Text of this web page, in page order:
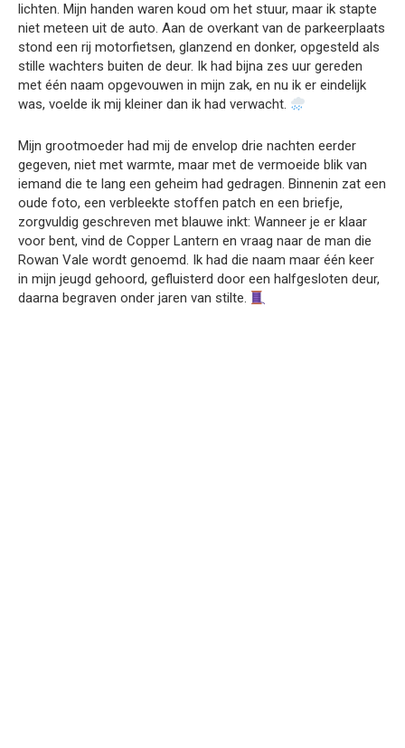
lichten. Mijn handen waren koud om het stuur, maar ik stapte
niet meteen uit de auto. Aan de overkant van de parkeerplaats
stond een rij motorfietsen, glanzend en donker, opgesteld als
stille wachters buiten de deur. Ik had bijna zes uur gereden
met één naam opgevouwen in mijn zak, en nu ik er eindelijk
was, voelde ik mij kleiner dan ik had verwacht.
Mijn grootmoeder had mij de envelop drie nachten eerder
gegeven, niet met warmte, maar met de vermoeide blik van
iemand die te lang een geheim had gedragen. Binnenin zat een
oude foto, een verbleekte stoffen patch en een briefje,
zorgvuldig geschreven met blauwe inkt: Wanneer je er klaar
voor bent, vind de Copper Lantern en vraag naar de man die
Rowan Vale wordt genoemd. Ik had die naam maar één keer
in mijn jeugd gehoord, gefluisterd door een halfgesloten deur,
daarna begraven onder jaren van stilte.